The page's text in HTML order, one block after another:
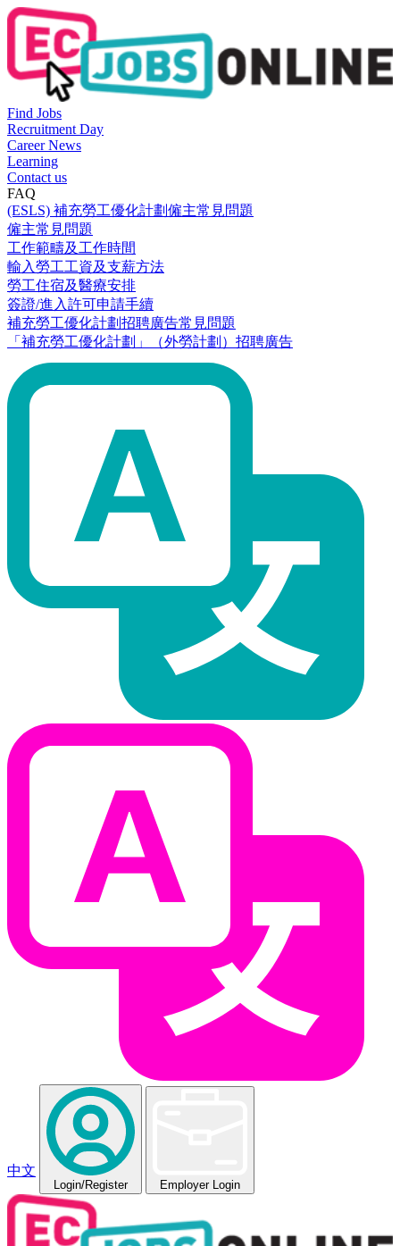
Find Jobs
Recruitment Day
Career News
Learning
Contact us
FAQ
(ESLS) 補充勞工優化計劃僱主常見問題
僱主常見問題
工作範疇及工作時間
輸入勞工工資及支薪方法
勞工住宿及醫療安排
簽證/進入許可申請手續
補充勞工優化計劃招聘廣告常見問題
「補充勞工優化計劃」（外勞計劃）招聘廣告
中文
Login/Register Employer Login